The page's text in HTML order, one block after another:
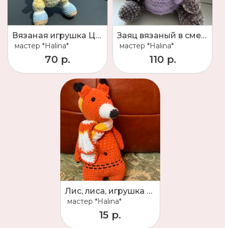
Вязаная игрушка Цыплёнок
мастер *Halina*
70 р.
Заяц вязаный в смешанной технике; авторская игрушка; интерьерная игрушка; игрушка для детей от 3х лет; сувенир
мастер *Halina*
110 р.
Лис, лиса, игрушка вязаная лиса, лисица
мастер *Halina*
15 р.